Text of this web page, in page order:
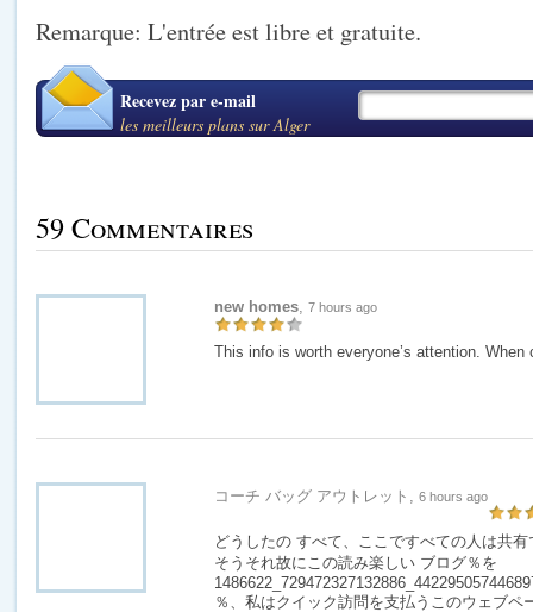
Remarque: L'entrée est libre et gratuite.
Recevez par e-mail
les meilleurs plans sur Alger
59 Commentaires
new homes, 7 hours ago
This info is worth everyone’s attention. When
コーチ バッグ アウトレット, 6 hours ago
どうしたの すべて、ここですべての人は共
そうそれ故にこの読み楽しい ブログ％を
％、私はクイック訪問を支払うこのウェブペ